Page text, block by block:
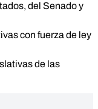
del Senado y
con fuerza de ley
de las